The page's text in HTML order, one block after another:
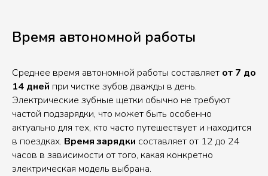
Время автономной работы
Среднее время автономной работы составляет от 7 до
14 дней при чистке зубов дважды в день.
Электрические зубные щетки обычно не требуют
частой подзарядки, что может быть особенно
актуально для тех, кто часто путешествует и находится
в поездках. Время зарядки составляет от 12 до 24
часов в зависимости от того, какая конкретно
электрическая модель выбрана.